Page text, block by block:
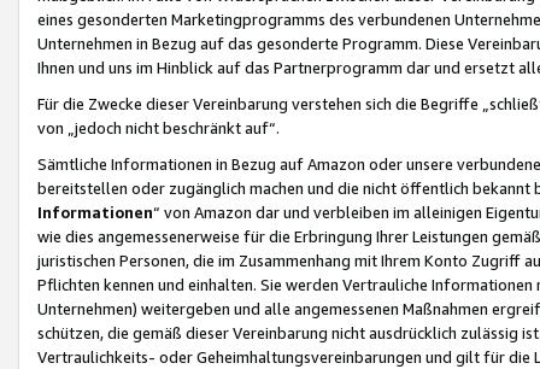
eines gesonderten Marketingprogramms des verbundenen
Unternehmen in Bezug auf das gesonderte Programm. Diese
Ihnen und uns im Hinblick auf das Partnerprogramm dar und ersetzt
Für die Zwecke dieser Vereinbarung verstehen sich die Begriffe
von „jedoch nicht beschränkt auf“.
Sämtliche Informationen in Bezug auf Amazon oder unsere
bereitstellen oder zugänglich machen und die nicht öffentlich
Informationen“ von Amazon dar und verbleiben im alleinigen
wie dies angemessenerweise für die Erbringung Ihrer Leistungen
juristischen Personen, die im Zusammenhang mit Ihrem Konto
Pflichten kennen und einhalten. Sie werden Vertrauliche
Unternehmen) weitergeben und alle angemessenen Maßnahmen
schützen, die gemäß dieser Vereinbarung nicht ausdrücklich zulässig
Vertraulichkeits- oder Geheimhaltungsvereinbarungen und gilt für die